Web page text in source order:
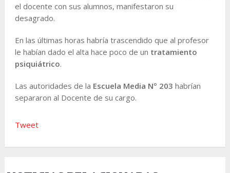
el docente con sus alumnos, manifestaron su
desagrado.
En las últimas horas habría trascendido que al profesor
le habían dado el alta hace poco de un tratamiento
psiquiátrico.
Las autoridades de la Escuela Media Nº 203 habrían
separaron al Docente de su cargo.
Tweet